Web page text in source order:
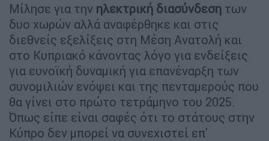
Μίλησε για την ηλεκτρική διασύνδεση των
δυο χωρών αλλά αναφέρθηκε και στις
διεθνείς εξελίξεις στη Μέση Ανατολή και
στο Κυπριακό κάνοντας λόγο για ενδείξεις
για ευνοϊκή δυναμική για επανέναρξη των
συνομιλιών ενόψει και της πενταμερούς που
θα γίνει στο πρώτο τετράμηνο του 2025.
Όπως είπε είναι σαφές ότι το στάτους στην
Κύπρο δεν μπορεί να συνεχιστεί επ'